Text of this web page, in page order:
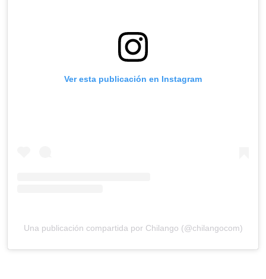
Ver esta publicación en Instagram
Una publicación compartida por Chilango (@chilangocom)